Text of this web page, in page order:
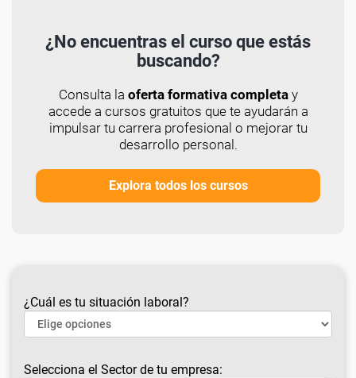
¿No encuentras el curso que estás
buscando?
Consulta la oferta formativa completay
accede a cursos gratuitos que te ayudarán a
impulsar tu carrera profesional o mejorar tu
desarrollo personal.
Explora todos los cursos
¿Cuál es tu situación laboral?
Selecciona el Sector de tu empresa: